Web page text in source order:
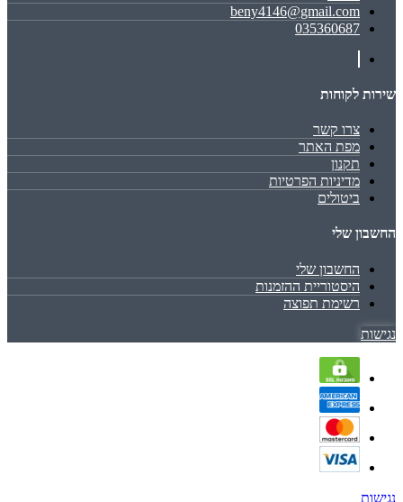
beny4146@gmail.com
035360687
שירות לקוחות
צרו קשר
מפת האתר
תקנון
מדיניות הפרטיות
ביטולים
החשבון שלי
החשבון שלי
היסטוריית ההזמנות
רשימת תפוצה
נגישות
נגישות